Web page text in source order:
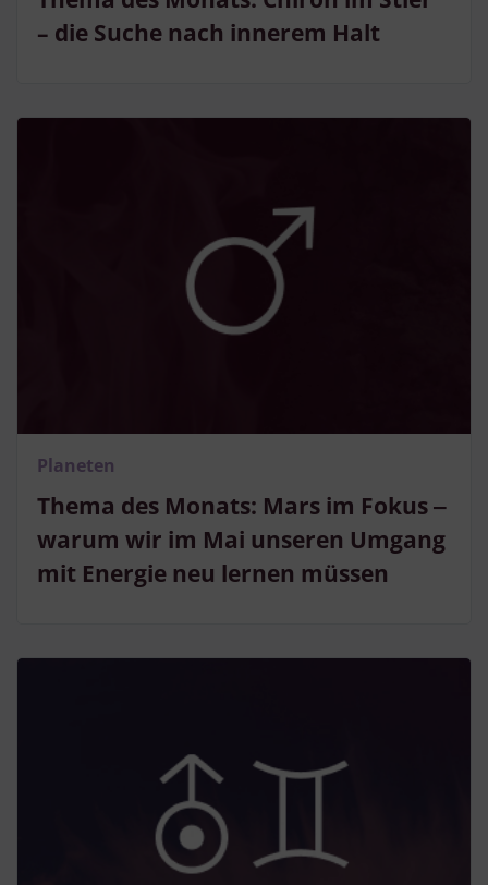
– die Suche nach innerem Halt
Thema des Monats: Mars im Fokus ‒
warum wir im Mai unseren Umgang
mit Energie neu lernen müssen
Planeten